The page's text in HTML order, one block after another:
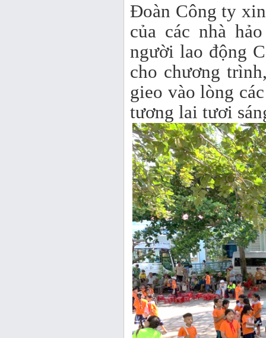
Đoàn Công ty
của các nhà
người lao động
cho chương
gieo vào lòng
tương lai tươi